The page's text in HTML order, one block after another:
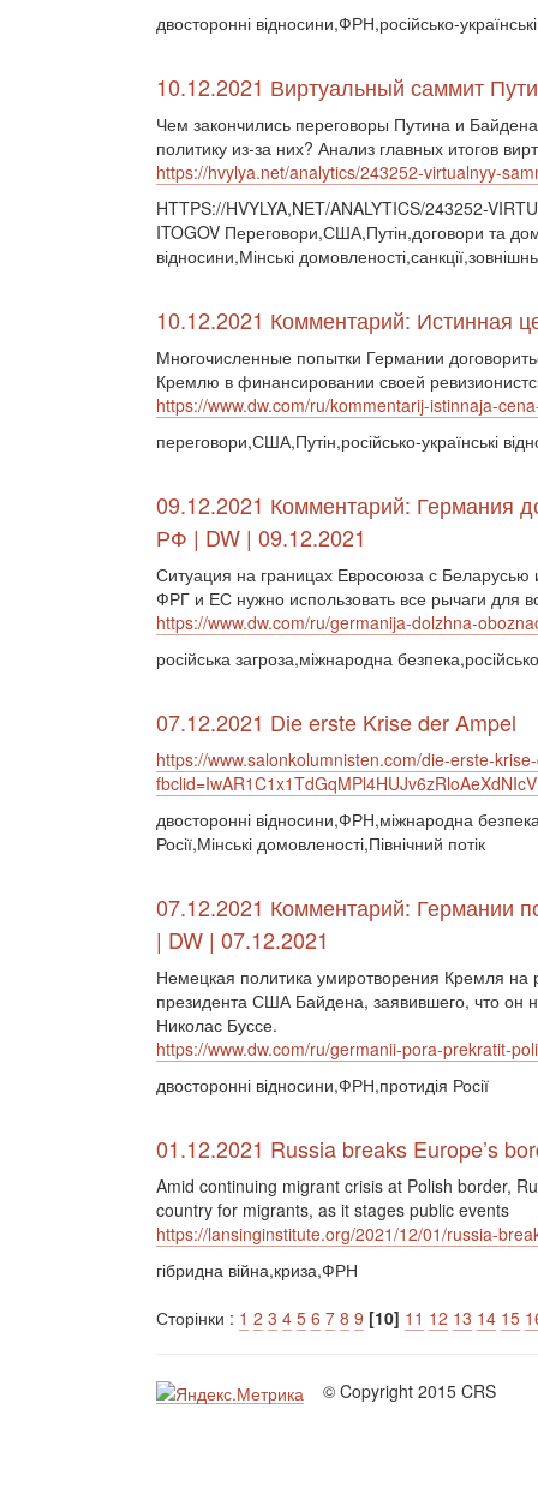
двосторонні відносини,ФРН,російсько-
10.12.2021 Виртуальный саммит
Чем закончились переговоры Путина и
политику из-за них? Анализ главных итогов
https://hvylya.net/analytics/243252-virtualnyy-
HTTPS://HVYLYA,NET/ANALYTICS/243252-
ITOGOV Переговори,США,Путін,договори та
відносини,Мінські
10.12.2021 Комментарий: Истинная
Многочисленные попытки Германии
Кремлю в финансировании своей
https://www.dw.com/ru/kommentarij-istinnaja-
переговори,США,Путін,російсько-українські
09.12.2021 Комментарий: Германия
РФ | DW | 09.12.2021
Ситуация на границах Евросоюза с Беларусью
ФРГ и ЕС нужно использовать все рычаги для
https://www.dw.com/ru/germanija-dolzhna-
російська загроза,міжнародна
07.12.2021 Die erste Krise der Ampel
https://www.salonkolumnisten.com/die-erste-
двосторонні відносини,ФРН,міжнародна
Росії,Мінські домовленості,Північний потік
07.12.2021 Комментарий: Германии
| DW | 07.12.2021
Немецкая политика умиротворения Кремля
президента США Байдена, заявившего, что он
Николас Буссе.
https://www.dw.com/ru/germanii-pora-prekratit-
двосторонні відносини,ФРН,протидія Росії
01.12.2021 Russia breaks Europe’s
Amid continuing migrant crisis at Polish border,
country for migrants, as it stages public events
https://lansinginstitute.org/2021/12/01/russia-
гібридна війна,криза,ФРН
Сторінки : 1 2 3 4 5 6 7 8 9 [10] 11 12 13 14 15
© Copyright 2015 CRS